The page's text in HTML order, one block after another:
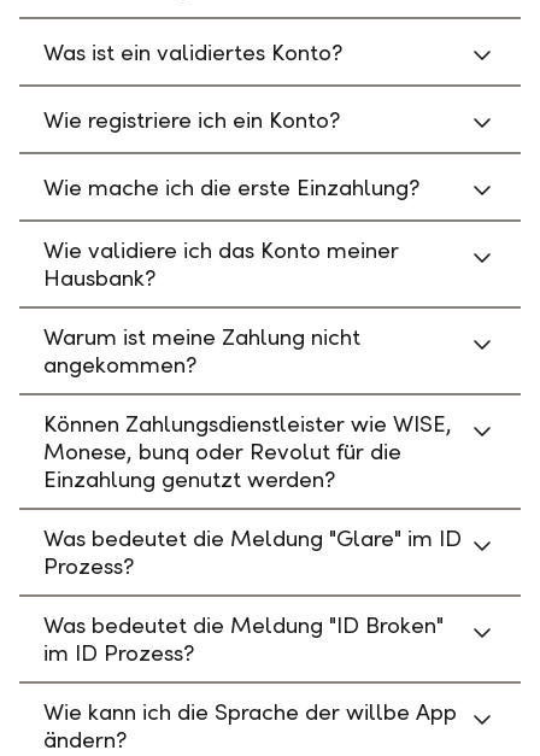
Was ist ein validiertes Konto?
Wie registriere ich ein Konto?
Wie mache ich die erste Einzahlung?
Wie validiere ich das Konto meiner
Hausbank?
Warum ist meine Zahlung nicht
angekommen?
Können Zahlungsdienstleister wie WISE,
Monese, bunq oder Revolut für die
Einzahlung genutzt werden?
Was bedeutet die Meldung "Glare" im ID
Prozess?
Was bedeutet die Meldung "ID Broken"
im ID Prozess?
Wie kann ich die Sprache der willbe App
ändern?